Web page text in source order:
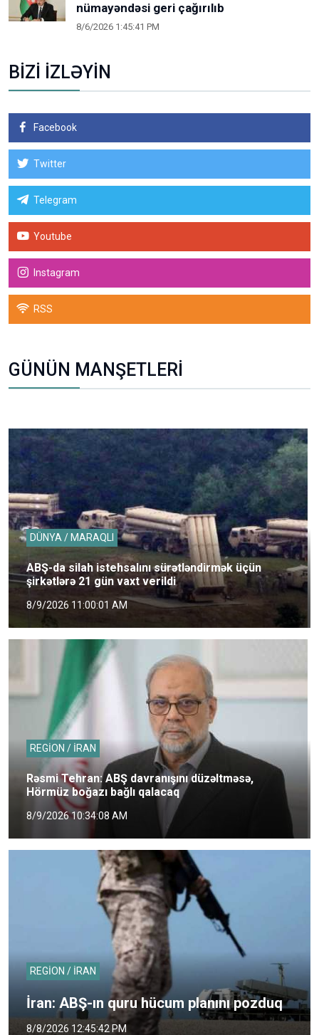
nümayəndəsi geri çağırılıb
8/6/2026 1:45:41 PM
BİZİ İZLƏYİN
Facebook
Twitter
Telegram
Youtube
Instagram
RSS
GÜNÜN MANŞETLERİ
DÜNYA / MARAQLI
ABŞ-da silah istehsalını sürətləndirmək üçün
şirkətlərə 21 gün vaxt verildi
8/9/2026 11:00:01 AM
REGİON / İRAN
Rəsmi Tehran: ABŞ davranışını düzəltməsə,
Hörmüz boğazı bağlı qalacaq
8/9/2026 10:34:08 AM
REGİON / İRAN
İran: ABŞ-ın quru hücum planını pozduq
8/8/2026 12:45:42 PM